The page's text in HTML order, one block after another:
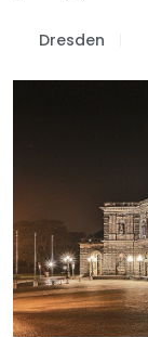
Dresden